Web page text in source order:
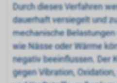
Durch dieses Verfahren
dauerhaft versiegelt und
mechanische
wie Nässe oder Wärme
negativ beeinflussen. Der
gegen Vibration,